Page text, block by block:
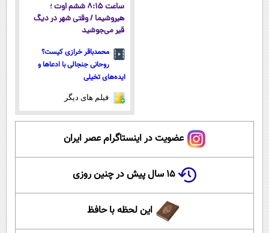
ساعت ۸:۱۵ ششم اوت ؛
هیروشیما / وقتی شهر در دیگ
قیر می‌جوشید
محمدباقر خرازی کیست؟
روحانی جنجالی با ادعاها و
ایده‌های تخیلی
فیلم های دیگر
عضویت در اینستاگرام عصر ایران
۱۵ سال پیش در چنین روزی
این لحظه با حافظ